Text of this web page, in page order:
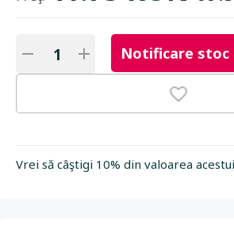
Notificare stoc
Vrei să câştigi 10% din valoarea